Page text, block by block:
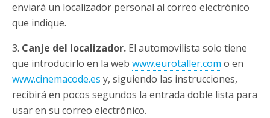
enviará un localizador personal al correo electrónico
que indique.
3. Canje del localizador. El automovilista solo tiene
que introducirlo en la web www.eurotaller.com o en
www.cinemacode.es y, siguiendo las instrucciones,
recibirá en pocos segundos la entrada doble lista para
usar en su correo electrónico.